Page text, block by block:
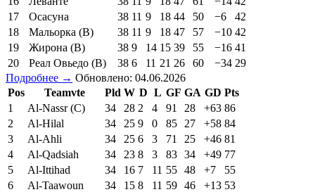
17
Осасуна 38 11 9 18 44 50 −6
42
18
Мальорка (В) 38 11 9 18 47 57 −10 42
19
Жирона (В) 38 9 14 15 39 55 −16 41
20
Реал Овьедо (В) 38 6 11 21 26 60 −34 29
Подробнее → Обновлено: 04.06.2026
Pos
Teamvte Pld W D L GF GA GD Pts
1
Al-Nassr (C) 34 28 2 4 91 28 +63 86
2
Al-Hilal 34 25 9 0 85 27 +58 84
3
Al-Ahli 34 25 6 3 71 25 +46 81
4
Al-Qadsiah 34 23 8 3 83 34 +49 77
5
Al-Ittihad 34 16 7 11 55 48 +7
55
6
Al-Taawoun 34 15 8 11 59 46 +13 53